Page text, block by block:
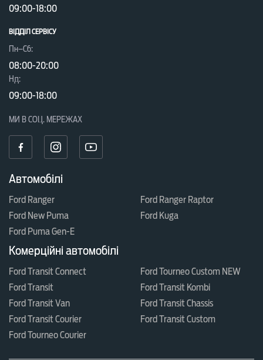
09:00-18:00
ВІДДІЛ CЕРВІСУ
Пн–Сб:
08:00-20:00
Нд:
09:00-18:00
МИ В СОЦ. МЕРЕЖАХ
Автомобілі
Ford Ranger
Ford Ranger Raptor
Ford New Puma
Ford Kuga
Ford Puma Gen-E
Комерційні автомобілі
Ford Transit Connect
Ford Tourneo Custom NEW
Ford Transit
Ford Transit Kombi
Ford Transit Van
Ford Transit Chassis
Ford Transit Courier
Ford Transit Custom
Ford Tourneo Courier